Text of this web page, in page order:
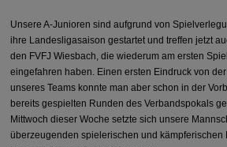
Unsere A-Junioren sind aufgrund von
ihre Landesligasaison gestartet und treffen jetzt
den FVFJ Wiesbach, die wiederum am ersten
eingefahren haben. Einen ersten Eindruck von
unseres Teams konnte man aber schon in der
bereits gespielten Runden des Verbandspokals
Mittwoch dieser Woche setzte sich unsere
überzeugenden spielerischen und kämpferischen